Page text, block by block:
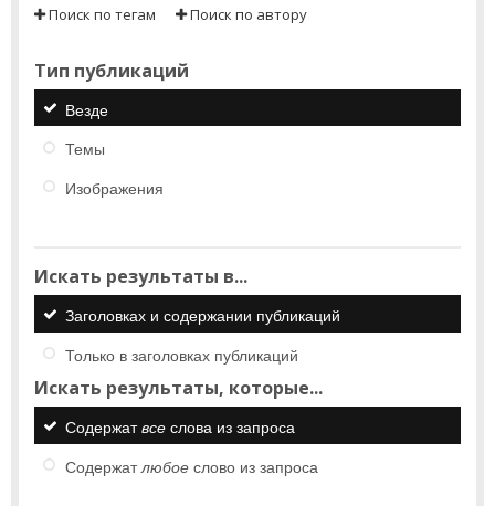
Поиск по тегам Поиск по автору
Тип публикаций
Везде
Темы
Изображения
Искать результаты в...
Заголовках и содержании публикаций
Только в заголовках публикаций
Искать результаты, которые...
Содержатвсе слова из запроса
Содержатлюбое слово из запроса